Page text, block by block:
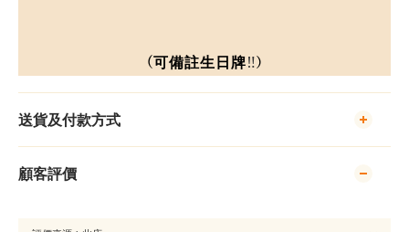
(可備註生日牌‼️)
送貨及付款方式
顧客評價